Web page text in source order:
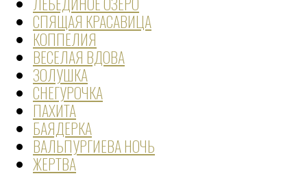
СПЯЩАЯ КРАСАВИЦА
КОППЕЛИЯ
ВЕСЕЛАЯ ВДОВА
ЗОЛУШКА
СНЕГУРОЧКА
ПАХИТА
БАЯДЕРКА
ВАЛЬПУРГИЕВА НОЧЬ
ЖЕРТВА